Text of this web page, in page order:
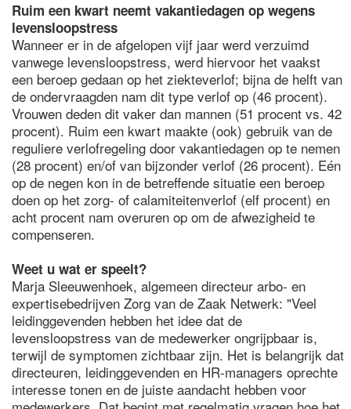
Ruim een kwart neemt vakantiedagen op wegens
levensloopstress
Wanneer er in de afgelopen vijf jaar werd verzuimd
vanwege levensloopstress, werd hiervoor het vaakst
een beroep gedaan op het ziekteverlof; bijna de helft van
de ondervraagden nam dit type verlof op (46 procent).
Vrouwen deden dit vaker dan mannen (51 procent vs. 42
procent). Ruim een kwart maakte (ook) gebruik van de
reguliere verlofregeling door vakantiedagen op te nemen
(28 procent) en/of van bijzonder verlof (26 procent). Eén
op de negen kon in de betreffende situatie een beroep
doen op het zorg- of calamiteitenverlof (elf procent) en
acht procent nam overuren op om de afwezigheid te
compenseren.
Weet u wat er speelt?
Marja Sleeuwenhoek, algemeen directeur arbo- en
expertisebedrijven Zorg van de Zaak Netwerk: "Veel
leidinggevenden hebben het idee dat de
levensloopstress van de medewerker ongrijpbaar is,
terwijl de symptomen zichtbaar zijn. Het is belangrijk dat
directeuren, leidinggevenden en HR-managers oprechte
interesse tonen en de juiste aandacht hebben voor